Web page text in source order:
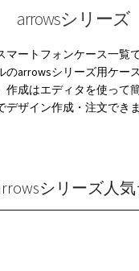
arrowsシリーズ
マートフォンケース一覧
のarrowsシリーズ用ケー
作成はエディタを使って
デザイン作成・注文でき
シリーズ人